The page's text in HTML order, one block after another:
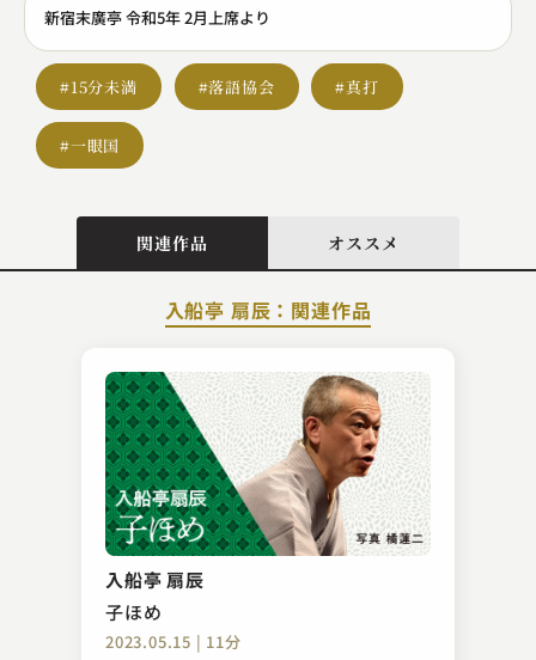
新宿末廣亭 令和5年 2月上席より
#15分未満 #落語協会 #真打
#一眼国
関連作品 オススメ
入船亭 扇辰：関連作品
入船亭 扇辰
子ほめ
2023.05.15 | 11分
林家 きく麿
歯ンデレラ
2023.06.26 | 14分